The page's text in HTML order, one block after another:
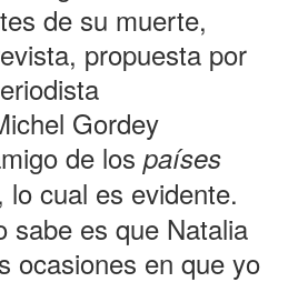
de su muerte,
propuesta por
Gordey
de los países
lo cual es evidente.
sabe es que Natalia
ocasiones en que yo